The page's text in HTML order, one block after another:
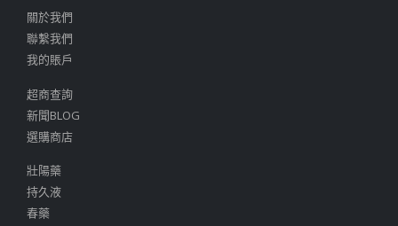
關於我們
聯繫我們
我的賬戶
超商查詢
新聞BLOG
選購商店
壯陽藥
持久液
春藥